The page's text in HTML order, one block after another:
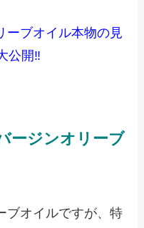
ーブオイル本物の見
公開‼
ージンオリーブ
ブオイルですが、特